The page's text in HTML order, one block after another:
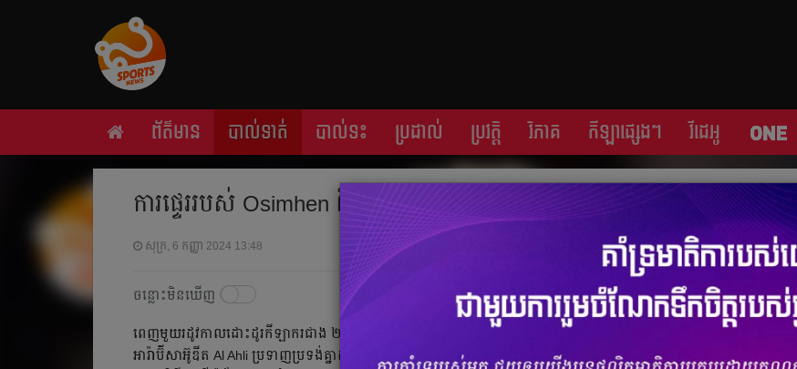
ព័ត៌មាន បាល់ទាត់ បាល់ទះ ប្រដាល់ ប្រវត្តិ​​ វិភាគ កីឡា​ផ្សេង​ៗ វីដេអូ
ការផ្ទេររបស់ Osimhen ពិត​ជា​គួរ​ឲ្យ​ភ្ញាក់​ផ្អើល
សុក្រ, 6 កញ្ញា 2024 13:48 ចំនួនមតិ0| ចំនួនចែករំលែក 0
ចន្លោះមិនឃើញ
ពេញ​មួយ​រដូវ​កាល​ដោះដូរ​កីឡាករ​ជាង ២ ខែ​កន្លង​ទៅ​នេះ ក្លឹប​ចំនួន​ពីរ​ ក្នុង​មួយ​គឺ​ក្លឹប​ Chelsea ហើយ​មួយ​ទៀត​គឺ​ក្លឹប​
អារ៉ាប៊ីសាអ៊ូឌីត Al Ahli ប្រទាញប្រទង់​គ្នា​ដណ្ដើម ​យក​ខ្សែ​ប្រយុទ្ធ​ឆ្នើម Victor Osimhen ពី​ក្លឹប​អ៊ីតាលី Napoli។ ចុង​បញ្ចប់​កីឡាករ​